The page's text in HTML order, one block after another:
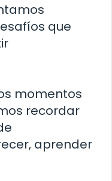
que
momentos
recordar
aprender